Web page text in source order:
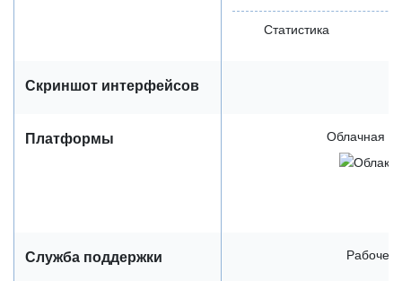
Статистика
Скриншот интерфейсов
Платформы Облачная /
Служба поддержки Рабочее